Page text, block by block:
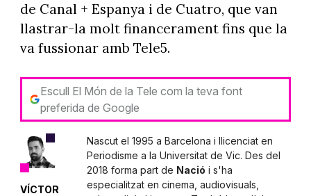
de Canal + Espanya i de Cuatro, que van
llastrar-la molt financerament fins que la
va fussionar amb Tele5.
Escull El Món de la Tele com la teva font
preferida de Google
VÍCTOR
Nascut el 1995 a Barcelona i llicenciat en
Periodisme a la Universitat de Vic. Des del
2018 forma part de Nació i s'ha
especialitzat en cinema, audiovisuals,